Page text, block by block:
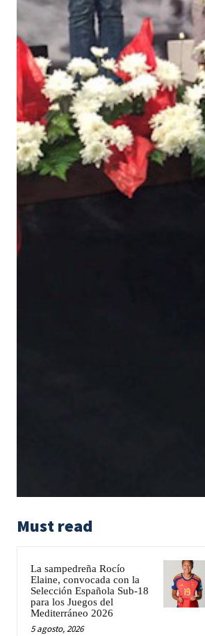
Must read
La sampedreña Rocío
Elaine, convocada con la
Selección Española Sub-18
para los Juegos del
Mediterráneo 2026
5 agosto, 2026